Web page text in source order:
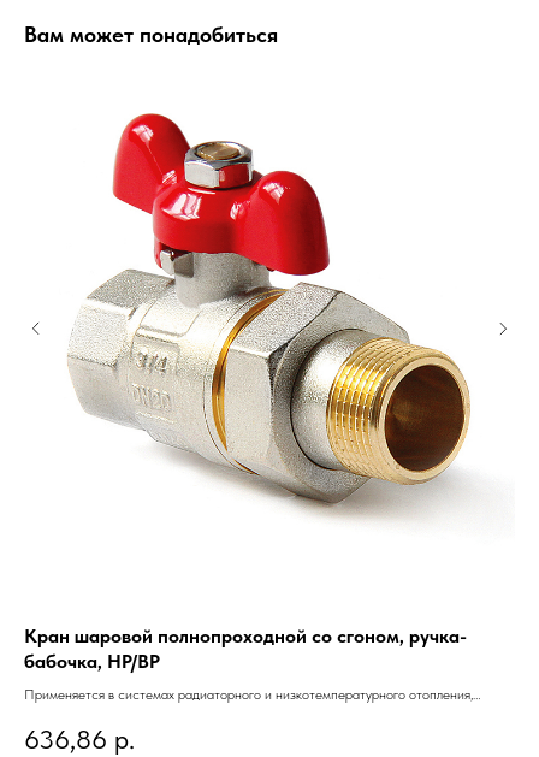
Вам может понадобиться
Кран шаровой полнопроходной со сгоном, ручка-
бабочка, НР/ВР
Применяется в системах радиаторного и низкотемпературного отопления,
636,86 р.